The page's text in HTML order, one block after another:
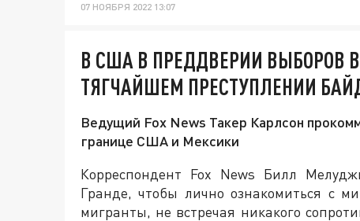
07 НОЯБРЯ 2022 13:07
В США В ПРЕДДВЕРИИ ВЫБОРОВ
ТЯГЧАЙШЕМ ПРЕСТУПЛЕНИИ
Ведущий Fox News Такер Карлсон
границе США и Мексики
Корреспондент Fox News Билл
Гранде, чтобы лично ознакомиться с
мигранты, не встречая никакого